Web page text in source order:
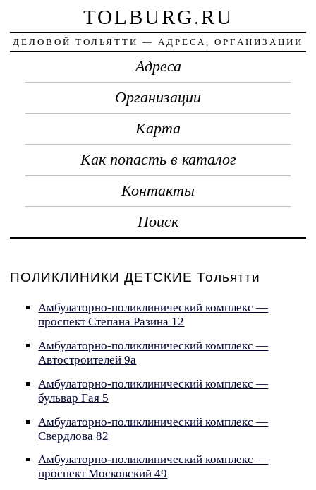
TOLBURG.RU
ДЕЛОВОЙ ТОЛЬЯТТИ — АДРЕСА, ОРГАНИЗАЦИИ
Адреса
Организации
Карта
Как попасть в каталог
Контакты
Поиск
ПОЛИКЛИНИКИ ДЕТСКИЕ Тольятти
Амбулаторно-поликлинический комплекс —
проспект Степана Разина 12
Амбулаторно-поликлинический комплекс —
Автостроителей 9а
Амбулаторно-поликлинический комплекс —
бульвар Гая 5
Амбулаторно-поликлинический комплекс —
Свердлова 82
Амбулаторно-поликлинический комплекс —
проспект Московский 49